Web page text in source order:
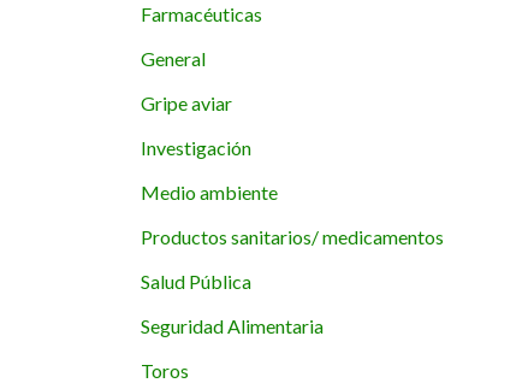
Farmacéuticas
General
Gripe aviar
Investigación
Medio ambiente
Productos sanitarios/ medicamentos
Salud Pública
Seguridad Alimentaria
Toros